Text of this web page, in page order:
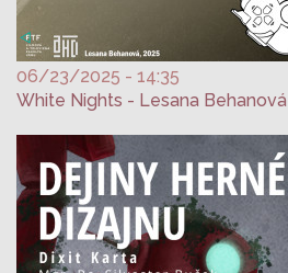
06/23/2025 - 14:35
White Nights - Lesana Behanová